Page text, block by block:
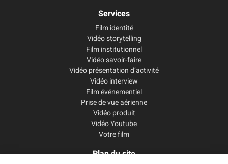
Services
Film identité
Vidéo storytelling
Film institutionnel
Vidéo savoir-faire
Vidéo présentation d’activité
Vidéo interview
Film événementiel
Prise de vue aérienne
Vidéo produit
Vidéo Youtube
Votre film
Plan du site